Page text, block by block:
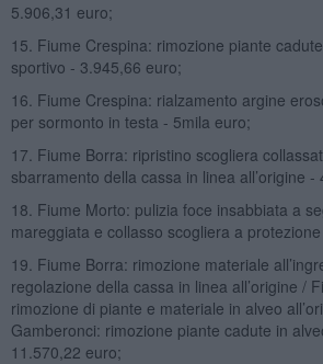
5.906,31 euro;
15. Fiume Crespina: rimozione piante
sportivo - 3.945,66 euro;
16. Fiume Crespina: rialzamento argine
per sormonto in testa - 5mila euro;
17. Fiume Borra: ripristino scogliera
sbarramento della cassa in linea all’origine -
18. Fiume Morto: pulizia foce insabbiata a
mareggiata e collasso scogliera a
19. Fiume Borra: rimozione materiale
regolazione della cassa in linea all’origine /
rimozione di piante e materiale in alveo
Gamberonci: rimozione piante cadute in
11.570,22 euro;